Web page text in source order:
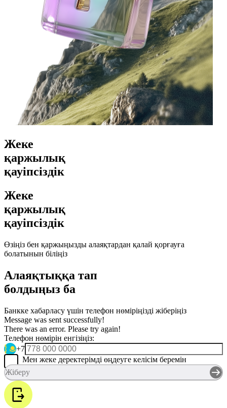
Жеке
қаржылық
қауіпсіздік
Жеке
қаржылық
қауіпсіздік
Өзіңіз бен қаржыңызды алаяқтардан қалай қорғауға
болатынын біліңіз
Алаяқтыққа тап
болдыңыз ба
Банкке хабарласу үшін телефон нөміріңізді жіберіңіз
Message was sent successfully!
There was an error. Please try again!
Телефон нөмірін енгізіңіз:
+7
Мен жеке деректерімді өңдеуге келісім беремін
Жіберу